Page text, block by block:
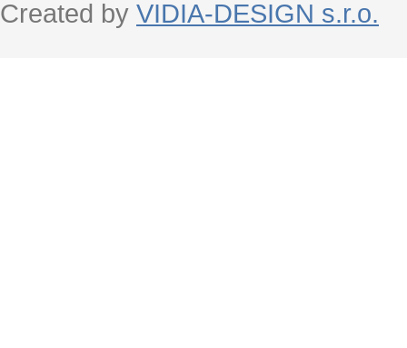
Created by VIDIA-DESIGN s.r.o.